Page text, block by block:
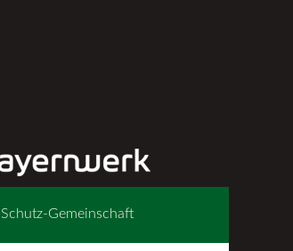
Schutz-Gemeinschaft